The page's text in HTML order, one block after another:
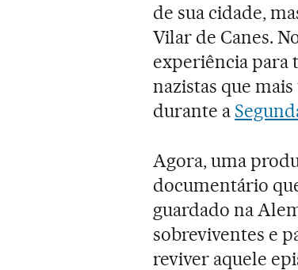
de sua cidade,
Vilar de Canes.
experiência para
nazistas que
durante a
Agora, uma
documentário
guardado na
sobreviventes e
reviver aquele